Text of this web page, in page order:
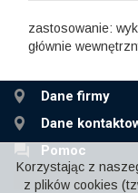
zastosowanie:
głównie
Dane firmy
Dane
Pomoc
Korzystając z
z plików cookies